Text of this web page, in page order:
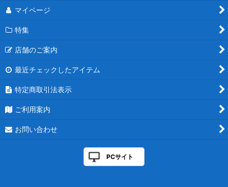
マイページ
特集
店舗のご案内
最近チェックしたアイテム
特定商取引法表示
ご利用案内
お問い合わせ
PCサイト